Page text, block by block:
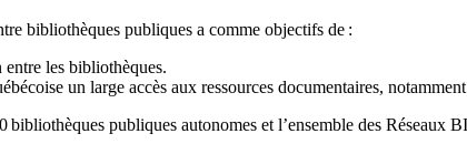
bibliothèques publiques a comme objectifs de :
les bibliothèques.
un large accès aux ressources documentaires,
bibliothèques publiques autonomes et l’ensemble des Réseaux